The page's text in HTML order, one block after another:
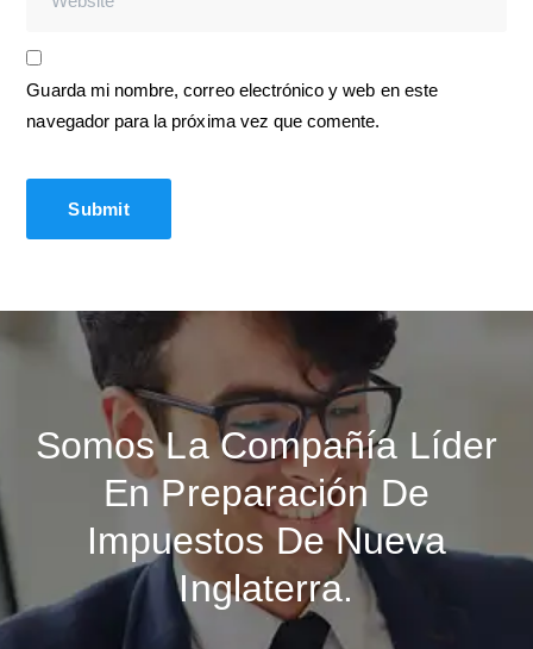
Guarda mi nombre, correo electrónico y web en este
navegador para la próxima vez que comente.
Somos La Compañía Líder
En Preparación De
Impuestos De Nueva
Inglaterra.